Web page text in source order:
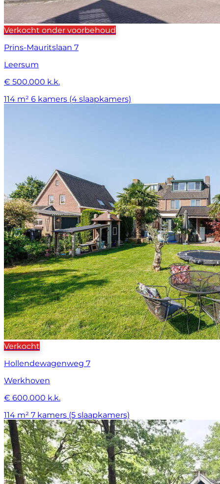
Verkocht onder voorbehoud
Prins-Mauritslaan 7
Leersum
€ 500.000 k.k.
114 m² 6 kamers (4 slaapkamers)
Verkocht
Hollendewagenweg 7
Werkhoven
€ 600.000 k.k.
114 m² 7 kamers (5 slaapkamers)